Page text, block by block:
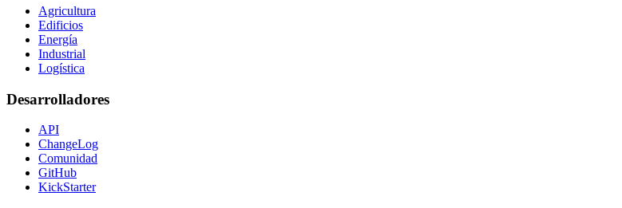
Agricultura
Edificios
Energía
Industrial
Logística
Desarrolladores
API
ChangeLog
Comunidad
GitHub
KickStarter